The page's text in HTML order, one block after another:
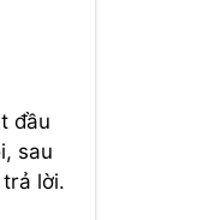
đầu
sau
lời.